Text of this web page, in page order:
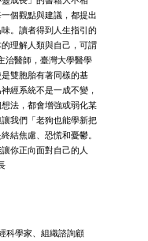
個觀點與建議，都提出
。讀者得到人生指引的
理解人類與自己，可謂
治醫師，臺灣大學醫學
雙胞胎有著同樣的基
經系統不是一成不變，
法，都會增強或弱化某
我們「老狗也能學新把
結焦慮、恐慌和憂鬱。
你正向面對自己的人
科學家、組織諮詢顧